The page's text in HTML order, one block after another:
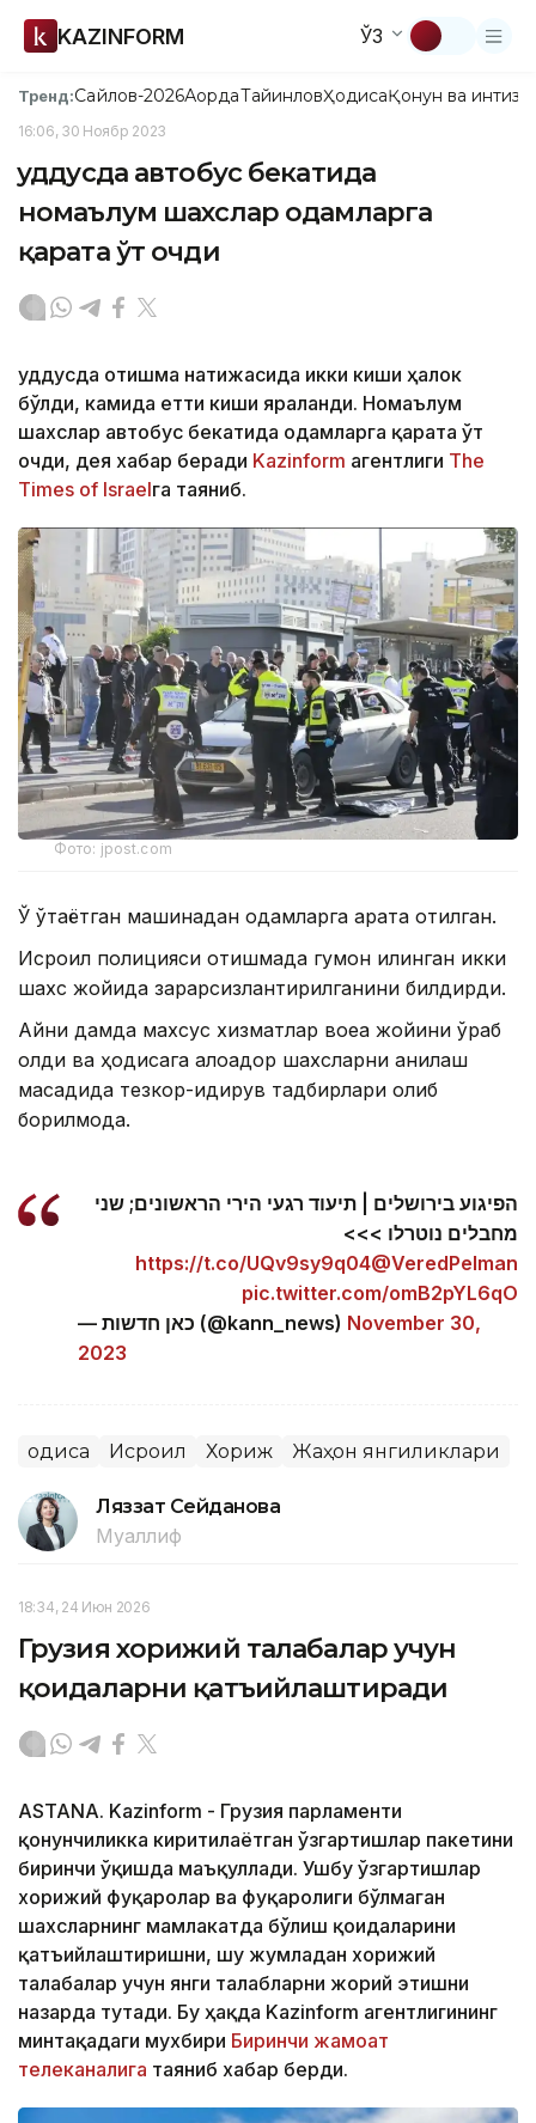
KAZINFORM ЎЗ
Тренд:Сайлов-2026АқордаТайинловҲодисаҚонун ва
16:06, 30 Ноябр 2023
Қуддусда автобус бекатида
номаълум шахслар одамларга
қарата ўт очди
Қуддусда отишма натижасида икки киши ҳалок
бўлди, камида етти киши яраланди. Номаълум
шахслар автобус бекатида одамларга қарата ўт
очди, дея хабар беради Kazinform агентлиги The
Times of Israelга таяниб.
Фото: jpost.com
Ўқ ўтаётган машинадан одамларга қарата отилган.
Исроил полицияси отишмада гумон қилинган икки
шахс жойида зарарсизлантирилганини билдирди.
Айни дамда махсус хизматлар воқеа жойини ўраб
олди ва ҳодисага алоқадор шахсларни аниқлаш
мақсадида тезкор-қидирув тадбирлари олиб
борилмоқда.
הפיגוע בירושלים | תיעוד רגעי הירי הראשונים; שני
מחבלים נוטרלו >>>
https://t.co/UQv9sy9q04@VeredPelman
pic.twitter.com/omB2pYL6qO
— כאן חדשות (@kann_news) November 30,
2023
Ҳодиса Исроил Хориж Жаҳон янгиликлари
Ляззат Сейданова
Муаллиф
18:34, 24 Июн 2026
Грузия хорижий талабалар учун
қоидаларни қатъийлаштиради
ASTANA. Kazinform - Грузия парламенти
қонунчиликка киритилаётган ўзгартишлар пакетини
биринчи ўқишда маъқуллади. Ушбу ўзгартишлар
хорижий фуқаролар ва фуқаролиги бўлмаган
шахсларнинг мамлакатда бўлиш қоидаларини
қатъийлаштиришни, шу жумладан хорижий
талабалар учун янги талабларни жорий этишни
назарда тутади. Бу ҳақда Kazinform агентлигининг
минтақадаги мухбири Биринчи жамоат
телеканалига таяниб хабар берди.